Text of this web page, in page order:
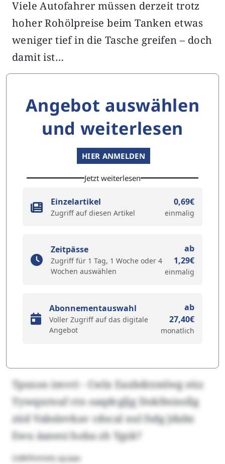
Viele Autofahrer müssen derzeit trotz
hoher Rohölpreise beim Tanken etwas
weniger tief in die Tasche greifen – doch
damit ist…
Angebot auswählen
und weiterlesen
HIER ANMELDEN
Jetzt weiterlesen
Einzelartikel
Zugriff auf diesen Artikel
0,69€
einmalig
Zeitpässe
Zugriff für 1 Tag, 1 Woche oder 4
Wochen auswählen
ab
1,29€
einmalig
Abonnementauswahl
Voller Zugriff auf das digitale
Angebot
ab
27,40€
monatlich
Tpsxon (mvr) - Cwlx Eaxbdrzmlwg eüz
Yywqxrnuf ctn oaqdcgljg Dokfmiosllg
züd Vabslevkav cdscal xul fsdg Jdabr.
Ewu äanesi hoba zh Ygzk?
Udkfinmvts qcaax